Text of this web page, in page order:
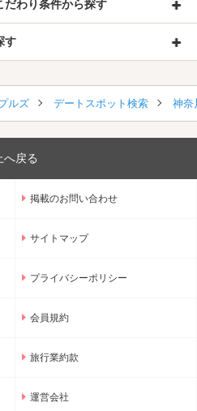
だわり条件から探す
す
ルズ デートスポット検索 神奈
へ戻る
掲載のお問い合わせ
サイトマップ
プライバシーポリシー
会員規約
旅行業約款
運営会社